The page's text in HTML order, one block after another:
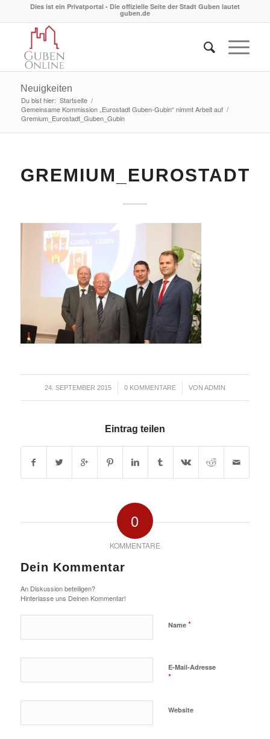
Dies ist ein Privatportal - Die offizielle Seite der Stadt Guben lautet
guben.de
Neuigkeiten
Du bist hier: Startseite /
Gemeinsame Kommission „Eurostadt Guben-Gubin“ nimmt Arbeit auf /
Gremium_Eurostadt_Guben_Gubin
24. SEPTEMBER 2015
/ 0 KOMMENTARE
/ VON ADMIN
Eintrag teilen
0
KOMMENTARE
Dein Kommentar
An Diskussion beteiligen?
Hinterlasse uns Deinen Kommentar!
Name *
E-Mail-Adresse
*
Website